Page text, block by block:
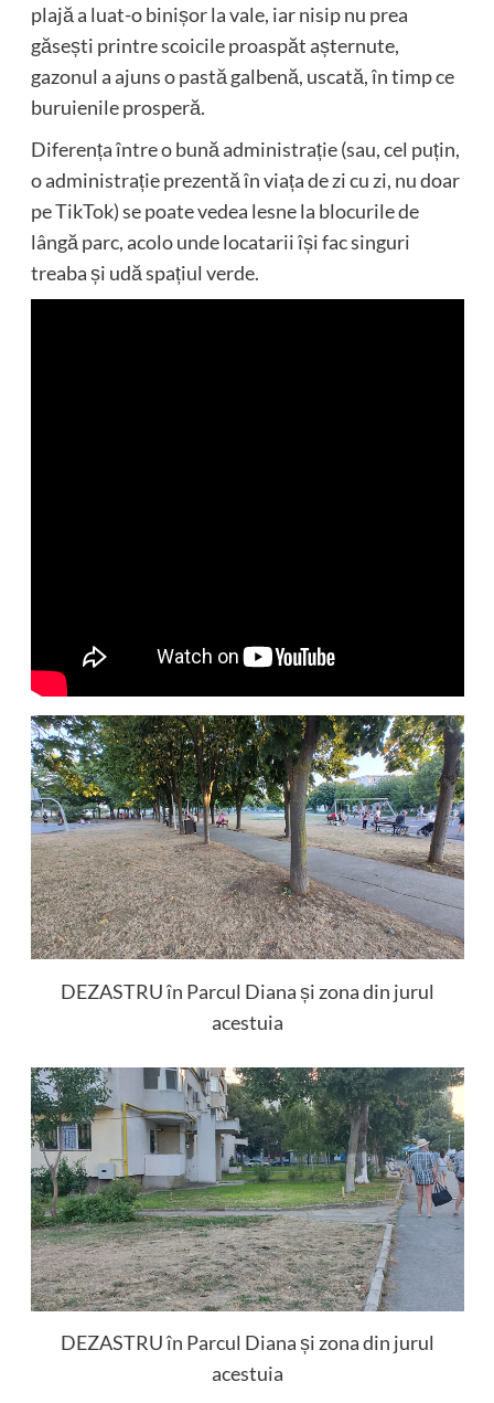
plajă a luat-o binișor la vale, iar nisip nu prea
găsești printre scoicile proaspăt așternute,
gazonul a ajuns o pastă galbenă, uscată, în timp ce
buruienile prosperă.
Diferența între o bună administrație (sau, cel puțin,
o administrație prezentă în viața de zi cu zi, nu doar
pe TikTok) se poate vedea lesne la blocurile de
lângă parc, acolo unde locatarii își fac singuri
treaba și udă spațiul verde.
DEZASTRU în Parcul Diana și zona din jurul
acestuia
DEZASTRU în Parcul Diana și zona din jurul
acestuia